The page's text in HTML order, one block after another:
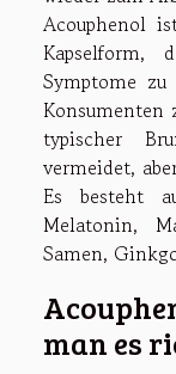
Acouphenol
Kapselform,
Symptome
Konsumenten
typischer
vermeidet,
Es besteht
Melatonin,
Samen,
man es